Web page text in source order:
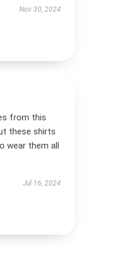
Nov 30, 2024
from this
these shirts
wear them all
Jul 16, 2024